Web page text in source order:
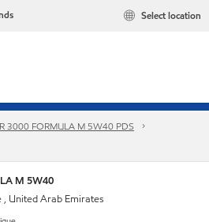
Select location
3000 FORMULA M 5W40 PDS
M 5W40
United Arab Emirates